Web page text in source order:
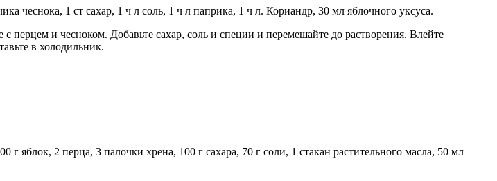
чеснока, 1 ст сахар, 1 ч л соль, 1 ч л паприка, 1 ч л. Кориандр, 30 мл яблочного уксуса.
перцем и чесноком. Добавьте сахар, соль и специи и перемешайте до растворения. Влейте
в холодильник.
яблок, 2 перца, 3 палочки хрена, 100 г сахара, 70 г соли, 1 стакан растительного масла, 50 мл